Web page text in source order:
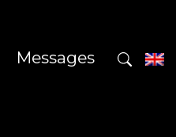
Messages